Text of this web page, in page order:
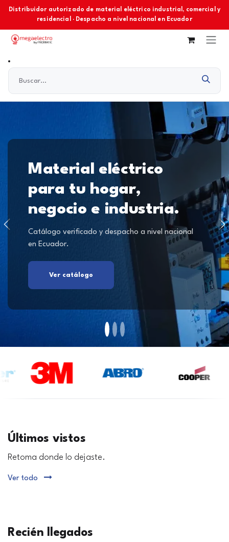
Ir al contenido
Distribuidor autorizado de material eléctrico industrial, comercial y
residencial · Despacho a nivel nacional en Ecuador
Material eléctrico
para tu hogar,
negocio e industria.
Catálogo verificado y despacho a nivel nacional
en Ecuador.
Ver catálogo
Últimos vistos
Retoma donde lo dejaste.
Ver todo
Recién llegados